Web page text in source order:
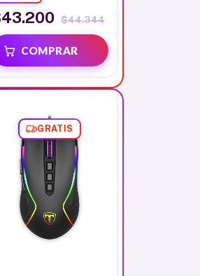
$44.344
GRATIS